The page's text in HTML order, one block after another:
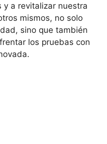
y a revitalizar nuestra
mismos, no solo
sino que también
los pruebas con